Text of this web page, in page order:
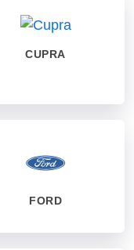
CUPRA
FORD